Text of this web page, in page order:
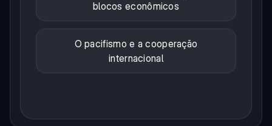
blocos econômicos
O pacifismo e a cooperação
internacional